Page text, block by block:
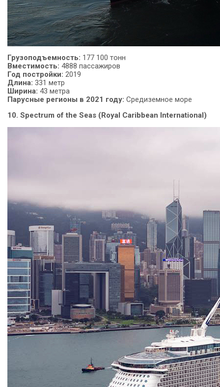
Грузоподъемность: 177 100 тонн
Вместимость: 4888 пассажиров
Год постройки: 2019
Длина: 331 метр
Ширина: 43 метра
Парусные регионы в 2021 году: Средиземное море
10. Spectrum of the Seas (Royal Caribbean International)